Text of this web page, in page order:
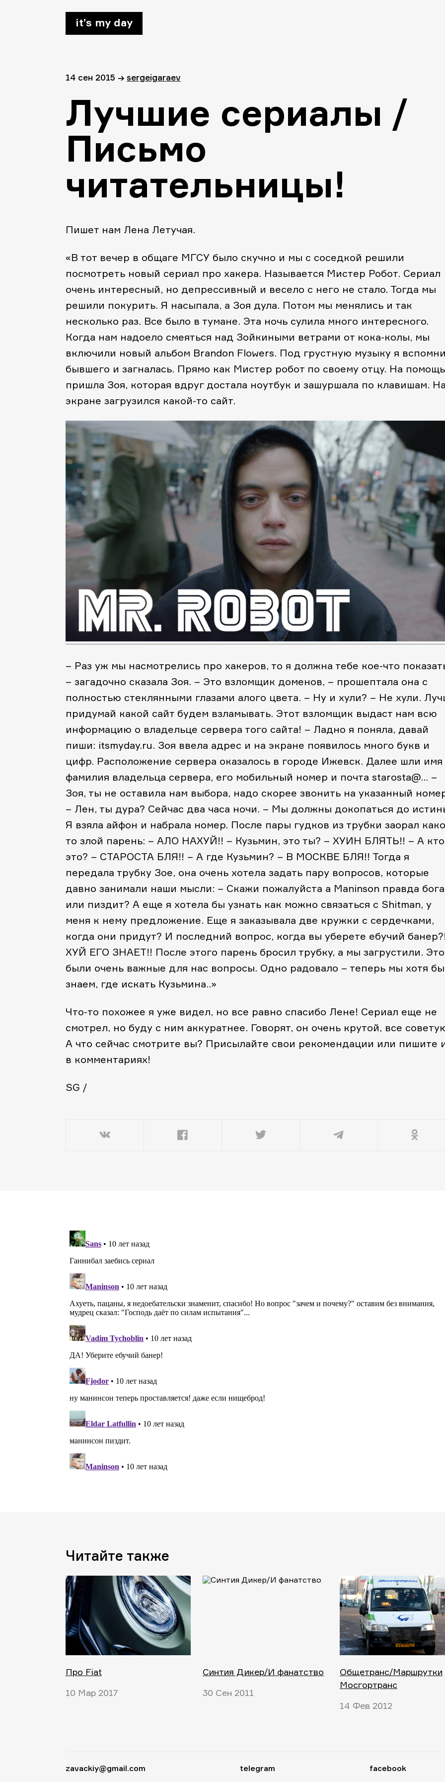
it’s my day
14 сен 2015 → sergeigaraev
Лучшие сериалы /
Письмо
читательницы!
Пишет нам Лена Летучая.
«В тот вечер в общаге МГСУ было скучно и мы с соседкой решили
посмотреть новый сериал про хакера. Называется Мистер Робот. Сериал
очень интересный, но депрессивный и весело с него не стало. Тогда мы
решили покурить. Я насыпала, а Зоя дула. Потом мы менялись и так
несколько раз. Все было в тумане. Эта ночь сулила много интересного.
Когда нам надоело смеяться над Зойкиными ветрами от кока-колы, мы
включили новый альбом Brandon Flowers. Под грустную музыку я
бывшего и загналась. Прямо как Мистер робот по своему отцу. На помощь
пришла Зоя, которая вдруг достала ноутбук и зашуршала по клавишам.
экране загрузился какой-то сайт.
– Раз уж мы насмотрелись про хакеров, то я должна тебе кое-что
– загадочно сказала Зоя. – Это взломщик доменов, – прошептала она с
полностью стеклянными глазами алого цвета. – Ну и хули? – Не хули.
придумай какой сайт будем взламывать. Этот взломщик выдаст нам всю
информацию о владельце сервера того сайта! – Ладно я поняла, давай
пиши: itsmyday.ru. Зоя ввела адрес и на экране появилось много букв и
цифр. Расположение сервера оказалось в городе Ижевск. Далее шли имя
фамилия владельца сервера, его мобильный номер и почта starosta@… –
Зоя, ты не оставила нам выбора, надо скорее звонить на указанный
– Лен, ты дура? Сейчас два часа ночи. – Мы должны докопаться до
Я взяла айфон и набрала номер. После пары гудков из трубки заорал
то злой парень: – АЛО НАХУЙ!! – Кузьмин, это ты? – ХУИН БЛЯТЬ!! – А кто
это? – СТАРОСТА БЛЯ!! – А где Кузьмин? – В МОСКВЕ БЛЯ!! Тогда я
передала трубку Зое, она очень хотела задать пару вопросов, которые
давно занимали наши мысли: – Скажи пожалуйста а Maninson правда
или пиздит? А еще я хотела бы узнать как можно связаться с Shitman, у
меня к нему предложение. Еще я заказывала две кружки с сердечками,
когда они придут? И последний вопрос, когда вы уберете ебучий
ХУЙ ЕГО ЗНАЕТ!! После этого парень бросил трубку, а мы загрустили. Это
были очень важные для нас вопросы. Одно радовало – теперь мы хотя бы
знаем, где искать Кузьмина..»
Что-то похожее я уже видел, но все равно спасибо Лене! Сериал еще не
смотрел, но буду с ним аккуратнее. Говорят, он очень крутой, все
А что сейчас смотрите вы? Присылайте свои рекомендации или пишите
в комментариях!
SG /
Читайте также
Про Fiat
10 Мар 2017
Синтия Дикер/И фанатство
30 Сен 2011
Общетранс/Маршрутки
Мосгортранс
14 Фев 2012
zavackiy@gmail.com telegram facebook